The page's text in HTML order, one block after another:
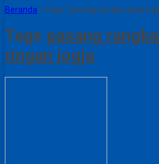
Beranda » Tags "pasang rangka atap
Tags pasang
ringan jogja